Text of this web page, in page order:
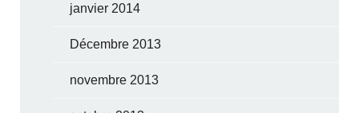
janvier 2014
Décembre 2013
novembre 2013